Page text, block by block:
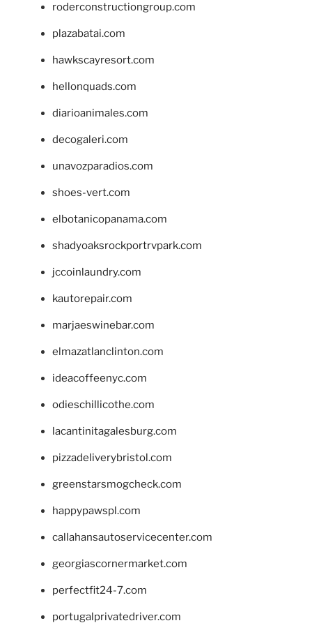
roderconstructiongroup.com
plazabatai.com
hawkscayresort.com
hellonquads.com
diarioanimales.com
decogaleri.com
unavozparadios.com
shoes-vert.com
elbotanicopanama.com
shadyoaksrockportrvpark.com
jccoinlaundry.com
kautorepair.com
marjaeswinebar.com
elmazatlanclinton.com
ideacoffeenyc.com
odieschillicothe.com
lacantinitagalesburg.com
pizzadeliverybristol.com
greenstarsmogcheck.com
happypawspl.com
callahansautoservicecenter.com
georgiascornermarket.com
perfectfit24-7.com
portugalprivatedriver.com